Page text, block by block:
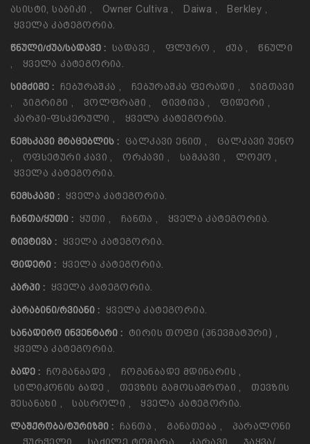
Ასისტი, Საბიკი , Owner Cultiva , Daiwa , Berkley ,
Ყველა Კატეგორია.
ᲬᲜᲣᲚᲘ/ᲫᲣᲐ/ᲡᲐᲓᲐᲕᲔ : Სადავე , Ფლურო , Ძუა ,
Წნული
,
Ყველა Კატეგორია.
ᲡᲘᲛᲫᲘᲛᲔ : Ჩებურაშკა , Ჩებურაშკა Ფერადი ,
Ჯიგთავი
,
Ჯიგრიგი , Ვოლფრამი , Ტივტივა , Ფიდერი ,
Კარპი-Ფსკერული , Ყველა Კატეგორია.
ᲜᲔᲛᲡᲙᲐᲕᲘ ᲛᲢᲐᲪᲔᲑᲚᲘᲡ : Ცალკავი Ენით ,
Ცალკავი Უენო
,
Ოფსეტური Კავი , Ორკავი , Სამკავი , Ლოქო ,
Ყველა Კატეგორია.
ᲜᲔᲛᲡᲙᲐᲕᲘ : Ყველა Კატეგორია.
ᲩᲐᲜᲗᲐ/ᲧᲣᲗᲘ : Ყუთი , Ჩანთა , Ყველა Კატეგორია.
ᲢᲘᲕᲢᲘᲕᲐ : Ყველა Კატეგორია.
ᲤᲘᲓᲔᲠᲘ : Ყველა Კატეგორია.
ᲙᲐᲠᲞᲘ : Ყველა Კატეგორია.
ᲙᲐᲠᲐᲑᲘᲜᲘ/ᲠᲕᲘᲐᲜᲘ : Ყველა Კატეგორია.
ᲡᲐᲜᲐᲓᲘᲠᲝ ᲘᲜᲕᲔᲜᲢᲐᲠᲘ : Ტირის Თოფი (პნევმატური) ,
Ყველა Კატეგორია.
ᲑᲐᲓᲔ : Ჩოგანბადე , Ჩოგანბადე Მდინარის ,
Სილიკონის Ბადე , Თევზის Გამოსაშრობი ,
Თევზის
Შესანახი , Სასროლი , Ყველა Კატეგორია.
ᲚᲐᲨᲥᲠᲝᲑᲐ/ᲢᲣᲠᲘᲖᲛᲘ : Ჩანთა , Განათება ,
Პარალონი